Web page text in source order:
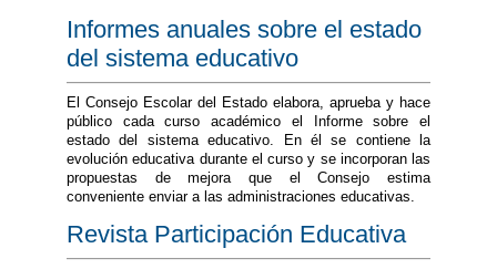
Informes anuales sobre el estado
del sistema educativo
El Consejo Escolar del Estado elabora, aprueba y hace
público cada curso académico el Informe sobre el
estado del sistema educativo. En él se contiene la
evolución educativa durante el curso y se incorporan las
propuestas de mejora que el Consejo estima
conveniente enviar a las administraciones educativas.
Revista Participación Educativa